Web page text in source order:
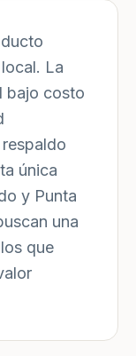
La
bajo costo
única
y Punta
una
que